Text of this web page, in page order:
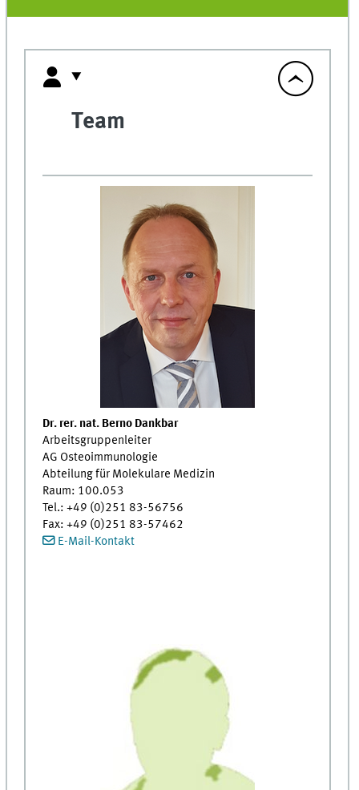
Team
Dr. rer. nat. Berno Dankbar
Arbeitsgruppenleiter
AG Osteoimmunologie
Abteilung für Molekulare Medizin
Raum: 100.053
Tel.: +49 (0)251 83-56756
Fax: +49 (0)251 83-57462
E-Mail-Kontakt